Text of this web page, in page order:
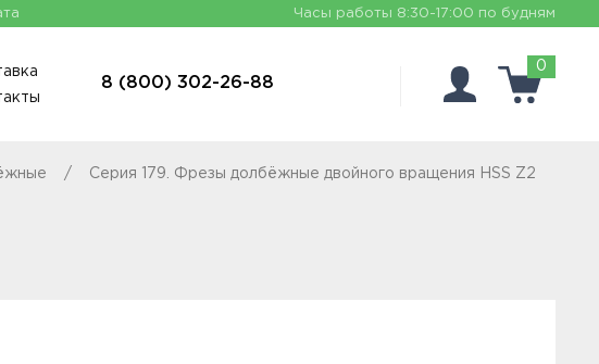
Часы работы 8:30-17:00 по будням
8 (800) 302-26-88
0
Серия 179. Фрезы долбёжные двойного вращения HSS Z2